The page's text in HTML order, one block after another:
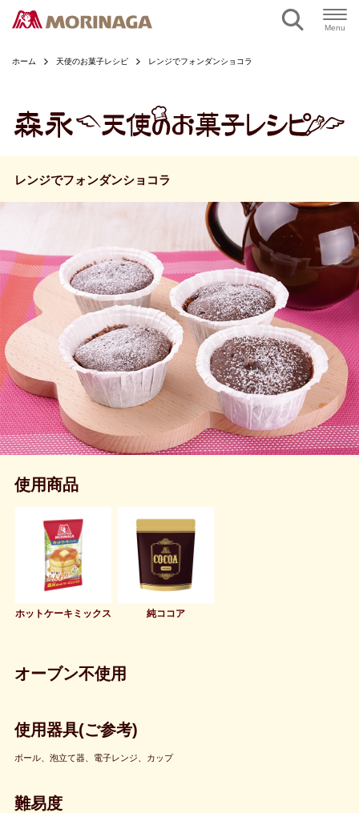
Menu
ホーム 天使のお菓子レシピ レンジでフォンダンショコラ
レンジでフォンダンショコラ
使用商品
ホットケーキミックス 純ココア
オーブン不使用
使用器具(ご参考)
ボール、泡立て器、電子レンジ、カップ
難易度